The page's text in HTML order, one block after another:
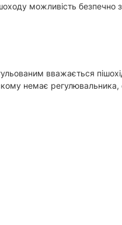
можливість безпечно
вважається
немає